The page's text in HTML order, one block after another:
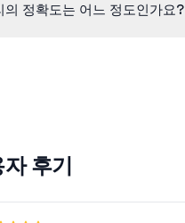
의 정확도는 어느 정도인가요?
후기